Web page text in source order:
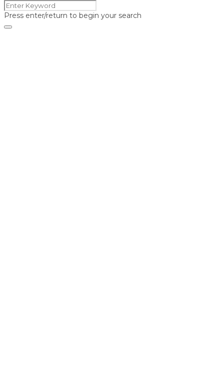
Press enter/return to begin your search